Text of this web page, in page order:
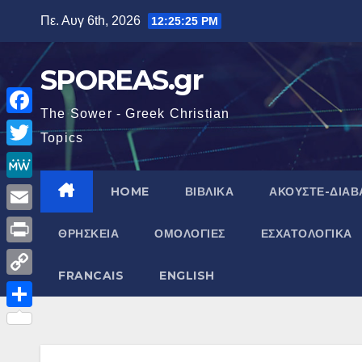
περιεχόμενο
Πε. Αυγ 6th, 2026 12:25:27 PM
SPOREAS.gr
The Sower - Greek Christian
Topics
HOME ΒΙΒΛΙΚΑ ΑΚΟΥΣΤΕ-
ΘΡΗΣΚΕΙΑ ΟΜΟΛΟΓΙΕΣ ΕΣΧΑΤΟΛΟΓΙΚΑ
FRANCAIS ENGLISH
F
a
c
e
b
o
o
k
T
w
i
e
r
M
e
W
e
E
m
a
l
P
r
i
C
o
Μ